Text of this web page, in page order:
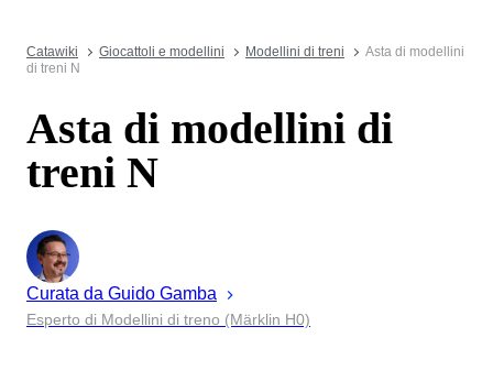
Catawiki Giocattoli e modellini Modellini di treni
Asta di modellini
di treni N
Asta di modellini di
treni N
Curata da Guido Gamba
Esperto di Modellini di treno (Märklin H0)